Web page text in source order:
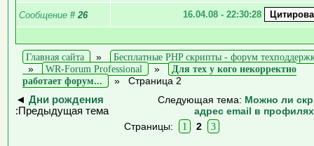
Сообщение # 26 16.04.08 - 22:30:28
Главная сайта »
Бесплатные PHP скрипты - форум
»
WR-Forum Professional »
Для тех у кого некорректно
работает форум...
» Страница 2
◄ Дни рождения
:Предыдущая тема
Следующая тема: Можно ли
адрес email в
Страницы:
1 2 3